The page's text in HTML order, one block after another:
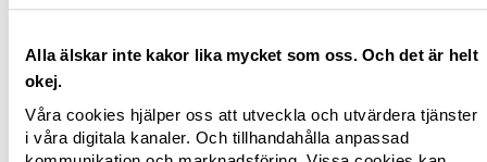
Alla älskar inte kakor lika mycket som oss. Och det är helt
okej.
Våra cookies hjälper oss att utveckla och utvärdera tjänster
i våra digitala kanaler. Och tillhandahålla anpassad
danska kunden. Vi ser fram emot att välkomna
alla till den nya Lindexbutiken i Fields
franchisetagare för Lindex.